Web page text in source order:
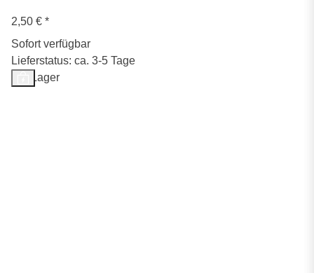
2,50 € *
Sofort verfügbar
Lieferstatus: ca. 3-5 Tage
Auf Lager